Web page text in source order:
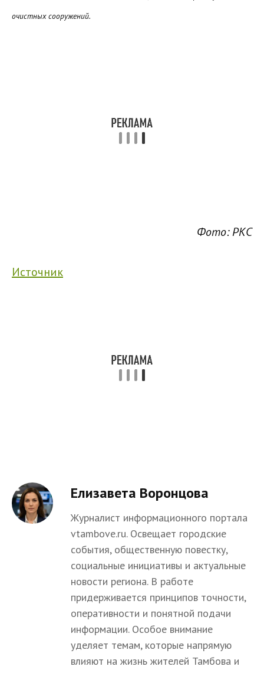
очистных сооружений.
Фото: РКС
Источник
Елизавета Воронцова
Журналист информационного портала
vtambove.ru. Освещает городские
события, общественную повестку,
социальные инициативы и актуальные
новости региона. В работе
придерживается принципов точности,
оперативности и понятной подачи
информации. Особое внимание
уделяет темам, которые напрямую
влияют на жизнь жителей Тамбова и